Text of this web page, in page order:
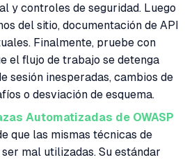
y controles de seguridad. Luego
del sitio, documentación de API
Finalmente, pruebe con
el flujo de trabajo se detenga
sesión inesperadas, cambios de
o desviación de esquema.
Automatizadas de OWASP
que las mismas técnicas de
mal utilizadas. Su estándar